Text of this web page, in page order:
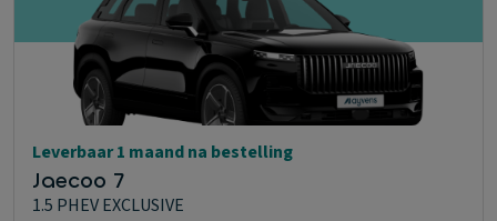
Leverbaar 1 maand na bestelling
Jaecoo 7
1.5 PHEV EXCLUSIVE